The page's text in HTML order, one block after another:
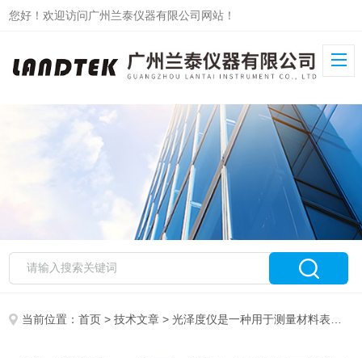
您好！欢迎访问广州兰泰仪器有限公司网站！
当前位置：首页 >技术文章 > 光泽度仪是一种用于测量材料表面光泽度的仪器